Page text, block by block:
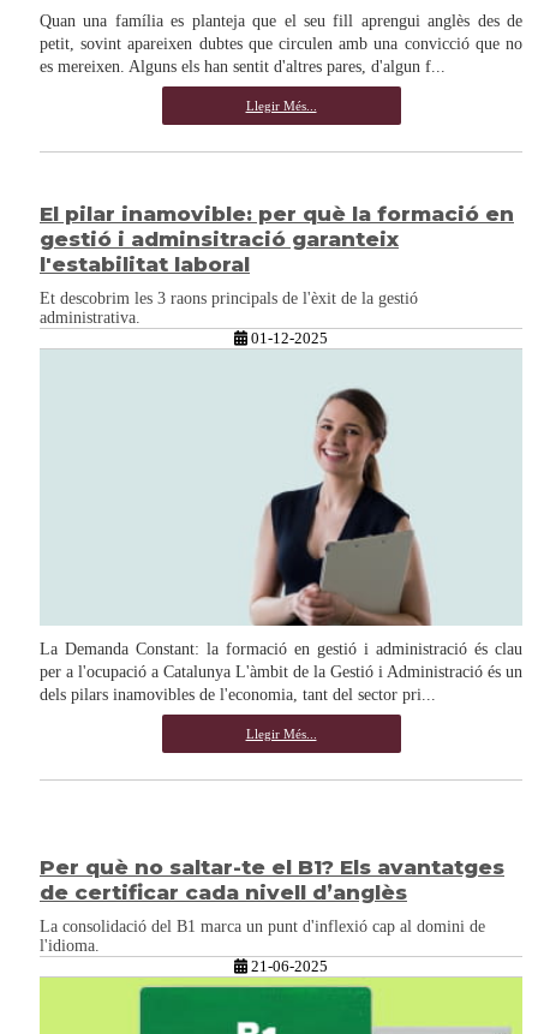
Quan una família es planteja que el seu fill aprengui anglès des de
petit, sovint apareixen dubtes que circulen amb una convicció que no
es mereixen. Alguns els han sentit d'altres pares, d'algun f...
Llegir Més...
El pilar inamovible: per què la formació en
gestió i adminsitració garanteix
l'estabilitat laboral
Et descobrim les 3 raons principals de l'èxit de la gestió
administrativa.
01-12-2025
La Demanda Constant: la formació en gestió i administració és clau
per a l'ocupació a Catalunya L'àmbit de la Gestió i Administració és un
dels pilars inamovibles de l'economia, tant del sector pri...
Llegir Més...
Per què no saltar-te el B1? Els avantatges
de certificar cada nivell d’anglès
La consolidació del B1 marca un punt d'inflexió cap al domini de
l'idioma.
21-06-2025